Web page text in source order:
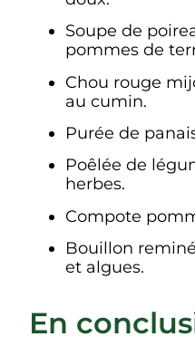
Soupe de
pommes de
Chou rouge
au cumin.
Purée de
Poêlée de
herbes.
Compote
Bouillon
et algues.
En